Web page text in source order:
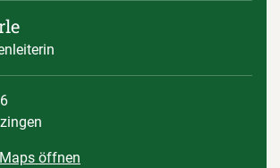
öffnen